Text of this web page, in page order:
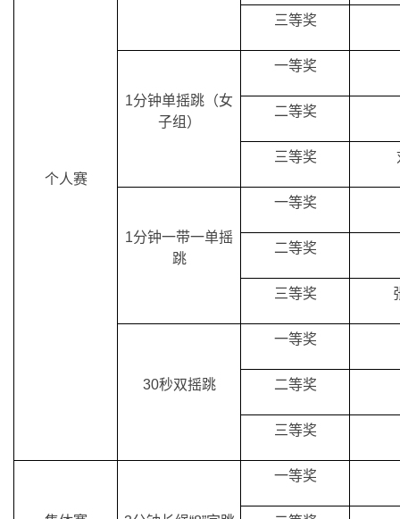
个人赛
三等奖
1分钟单摇跳（女
子组）
一等奖
二等奖
三等奖
1分钟一带一单摇
跳
一等奖
二等奖
三等奖
30秒双摇跳
一等奖
二等奖
三等奖
集体赛 3分钟长绳“8”字跳
一等奖
二等奖